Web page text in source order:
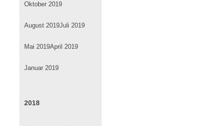
Oktober 2019
August 2019Juli 2019
Mai 2019April 2019
Januar 2019
2018